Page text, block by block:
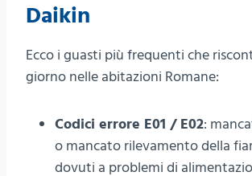
Daikin
Ecco i guasti più frequenti che
giorno nelle abitazioni Romane:
Codici errore E01 / E02:
o mancato rilevamento della
dovuti a problemi di